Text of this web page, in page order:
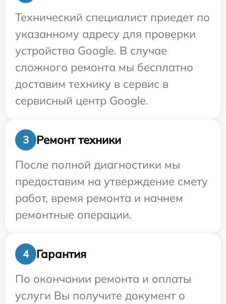
Технический специалист приедет по
указанному адресу для проверки
устройства Google. В случае
сложного ремонта мы бесплатно
доставим технику в сервис в
сервисный центр Google.
3
Ремонт техники
После полной диагностики мы
предоставим на утверждение смету
работ, время ремонта и начнем
ремонтные операции.
4
Гарантия
По окончании ремонта и оплаты
услуги Вы получите документ о